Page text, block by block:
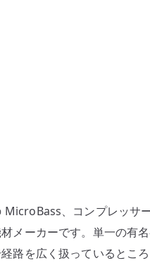
MicroBass、コンプレッ
メーカーです。単一の有
路を広く扱っているところ